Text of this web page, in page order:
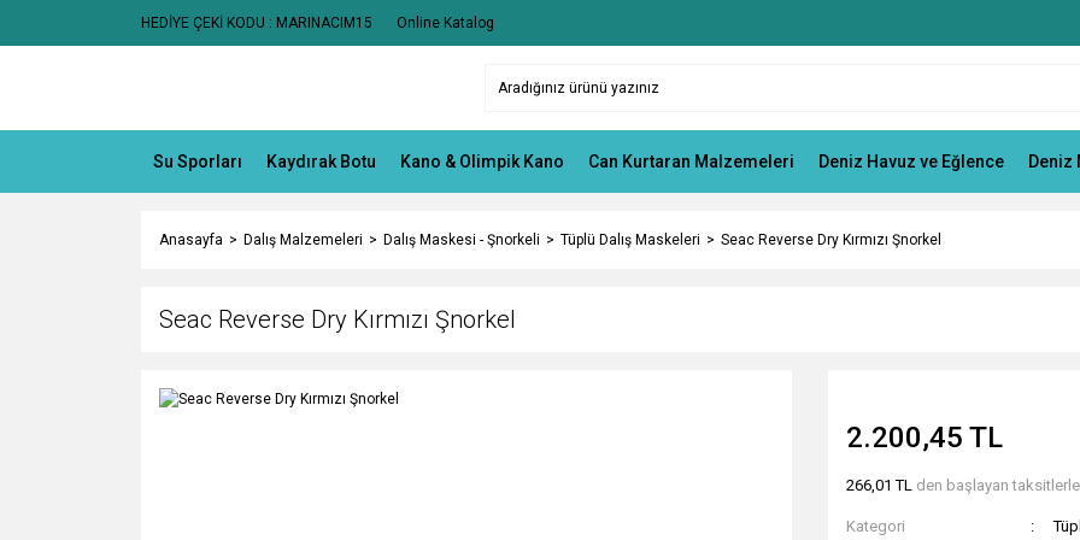
HEDİYE ÇEKİ KODU : MARINACIM15 Online Katalog
Su Sporları Kaydırak Botu Kano & Olimpik Kano Can Kurtaran Malzemeleri Deniz Havuz ve Eğlence Deniz
Anasayfa Dalış Malzemeleri Dalış Maskesi - Şnorkeli Tüplü Dalış Maskeleri Seac Reverse Dry Kırmızı Şnorkel
Seac Reverse Dry Kırmızı Şnorkel
2.200,45 TL
266,01 TL den başlayan
Kategori